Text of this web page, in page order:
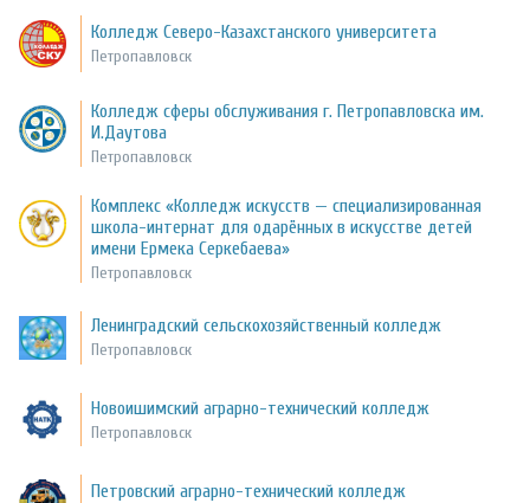
Колледж Северо-Казахстанского университета
Петропавловск
Колледж сферы обслуживания г. Петропавловска им.
И.Даутова
Петропавловск
Комплекс «Колледж искусств — специализированная
школа-интернат для одарённых в искусстве детей
имени Ермека Серкебаева»
Петропавловск
Ленинградский сельскохозяйственный колледж
Петропавловск
Новоишимский аграрно-технический колледж
Петропавловск
Петровский аграрно-технический колледж